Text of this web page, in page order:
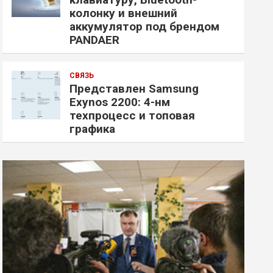
колонку и внешний
аккумулятор под брендом
PANDAER
СВЯЗЬ
Представлен Samsung
Exynos 2200: 4-нм
техпроцесс и топовая
графика